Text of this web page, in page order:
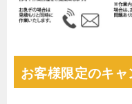
お客様限定のキャ